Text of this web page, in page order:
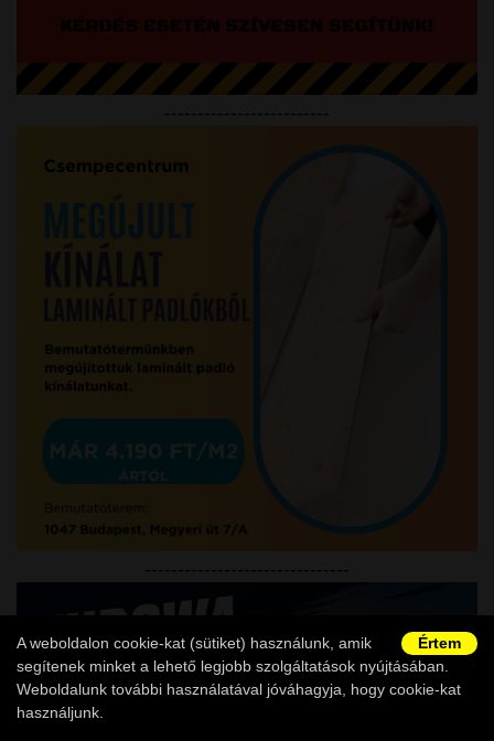
Értem
A weboldalon cookie-kat (sütiket) használunk, amik
segítenek minket a lehető legjobb szolgáltatások nyújtásában.
Weboldalunk további használatával jóváhagyja, hogy cookie-kat
használjunk.
-------------------------
-------------------------------